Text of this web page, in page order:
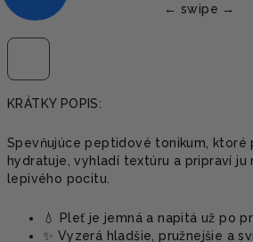
KRÁTKY POPIS:
Spevňujúce peptidové tonikum, ktoré
hydratuje, vyhladí textúru a pripraví ju
lepivého pocitu.
💧 Pleť je jemná a napitá už po
✨ Vyzerá hladšie, pružnejšie a